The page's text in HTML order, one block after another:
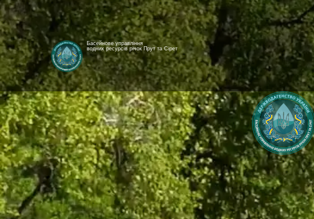
[newyear_garland]
Басейнове управління
водних ресурсів річок Прут та Сірет